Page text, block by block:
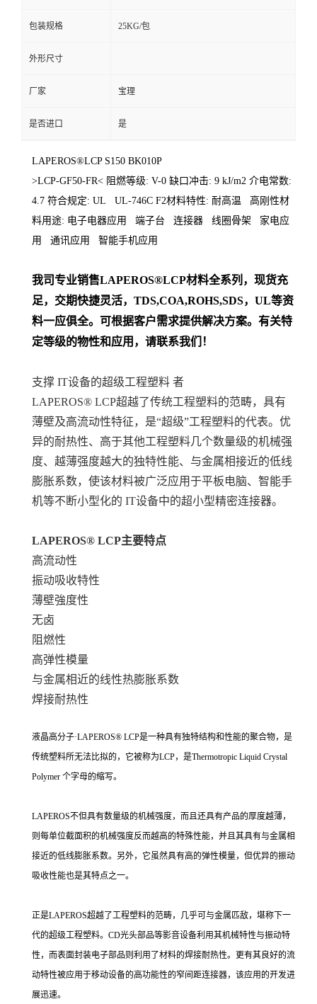
包装规格 25KG/包
外形尺寸
厂家 宝理
是否进口 是
LAPEROS®LCP S150 BK010P
>LCP-GF50-FR< 阻燃等级: V-0 缺口冲击: 9 kJ/m2 介电常数:
4.7 符合规定: UL UL-746C F2材料特性: 耐高温 高刚性材
料用途: 电子电器应用 端子台 连接器 线圈骨架 家电应
用 通讯应用 智能手机应用
我司专业销售LAPEROS®LCP材料全系列 ，现货充
足，交期快捷灵活，TDS,COA,ROHS,SDS，UL等资
料一应俱全。可根据客户需求提供解决方案。 有关特
定等级的物性和应用，请联系我们！
支撑 IT设备的超级工程塑料 者
LAPEROS® LCP超越了传统工程塑料的范畴，具有
薄壁及高流动性特征，是“超级”工程塑料的代表。优
异的耐热性、高于其他工程塑料几个数量级的机械强
度、越薄强度越大的独特性能、与金属相接近的低线
膨胀系数，使该材料被广泛应用于平板电脑、智能手
机等不断小型化的 IT设备中的超小型精密连接器。
LAPEROS® LCP主要特点
高流动性
振动吸收特性
薄壁強度性
无卤
阻燃性
高弹性模量
与金属相近的线性热膨胀系数
焊接耐热性
液晶高分子·LAPEROS® LCP是一种具有独特结构和性能的聚合物，是
传统塑料所无法比拟的，它被称为LCP，是Thermotropic Liquid Crystal
Polymer 个字母的缩写。
LAPEROS不但具有数量级的机械强度，而且还具有产品的厚度越薄，
则每单位截面积的机械强度反而越高的特殊性能，并且其具有与金属相
接近的低线膨胀系数。另外，它虽然具有高的弹性模量，但优异的振动
吸收性能也是其特点之一。
正是LAPEROS超越了工程塑料的范畴，几乎可与金属匹敌，堪称下一
代的超级工程塑料。CD光头部品等影音设备利用其机械特性与振动特
性，而表面封装电子部品则利用了材料的焊接耐热性。更有其良好的流
动特性被应用于移动设备的高功能性的窄间距连接器，该应用的开发进
展迅速。